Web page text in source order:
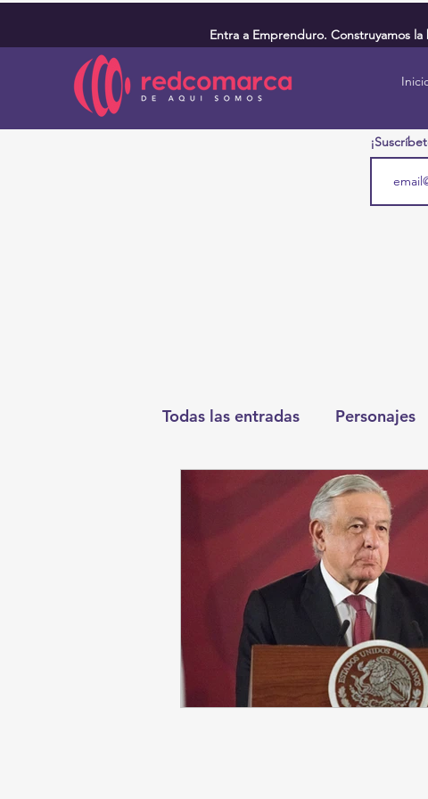
Entra a Emprenduro. Construyamos
Todas las entradas Personajes
Deportes Salud
Round Cero Columnistas
Chismes Qué Curioso
Durango Titulares en